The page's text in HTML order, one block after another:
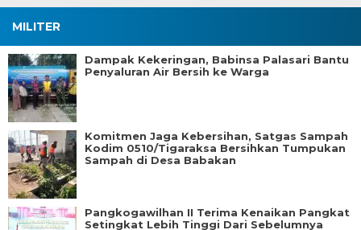
MILITER
Dampak Kekeringan, Babinsa Palasari Bantu
Penyaluran Air Bersih ke Warga
Komitmen Jaga Kebersihan, Satgas Sampah
Kodim 0510/Tigaraksa Bersihkan Tumpukan
Sampah di Desa Babakan
Pangkogawilhan II Terima Kenaikan Pangkat
Setingkat Lebih Tinggi Dari Sebelumnya